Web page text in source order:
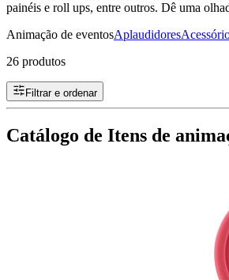
painéis e roll ups, entre outros. Dê uma
Animação de eventosAplaudidores
26 produtos
Filtrar e ordenar
Catálogo de Itens de